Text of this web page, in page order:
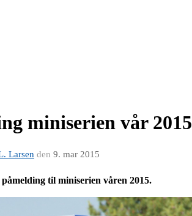
miniserien vår 2015
Larsen den 9. mar 2015
til miniserien våren 2015.